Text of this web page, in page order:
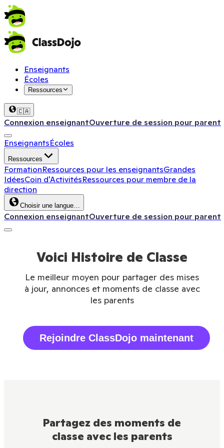
Enseignants
Écoles
Ressources
🇨🇦
Connexion enseignantOuverture de session pour parent
EnseignantsÉcoles
Ressources
FormationRessources pour les enseignantsGrandes
IdéesCoin d'ActivitésRessources pour membre de la
direction
Choisir une langue…
Connexion enseignantOuverture de session pour parent
Voici Histoire de Classe
Le meilleur moyen pour partager des mises
à jour, annonces et moments de classe avec
les parents
Rejoindre ClassDojo maintenant
Partagez des moments de
classe avec les parents